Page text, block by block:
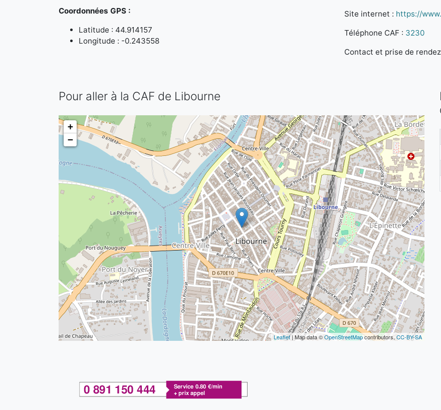
Coordonnées GPS :
Latitude : 44.914157
Longitude : -0.243558
Site internet : https://
Téléphone CAF : 3230
Contact et prise de
Pour aller à la CAF de Libourne
+
−
Leaflet| Map data ©OpenStreetMapcontributors, CC-BY-SA